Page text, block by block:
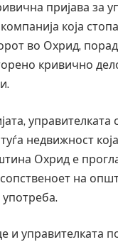
пријава за
која
во Охрид,
кривично
управителката
недвижност
Охрид е
на
и управителката